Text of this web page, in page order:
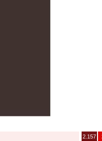
2.157